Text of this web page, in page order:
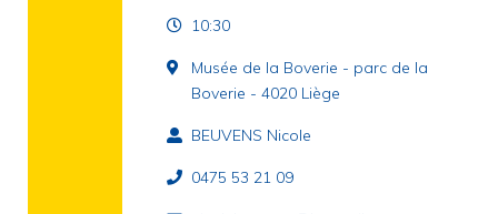
10:30
Musée de la Boverie - parc de la
Boverie - 4020 Liège
BEUVENS Nicole
0475 53 21 09